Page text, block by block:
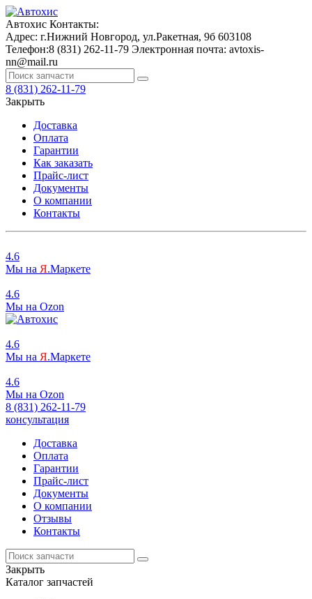
Автохис Контакты:
Адрес: г.Нижний Новгород, ул.Ракетная, 9б 603108
Телефон:8 (831) 262-11-79 Электронная почта: avtoxis-
nn@mail.ru
8 (831) 262-11-79
Закрыть
Доставка
Оплата
Гарантии
Как заказать
Прайс-лист
Документы
О компании
Контакты
4.6
Мы на Я.Маркете
4.6
Мы на Ozon
4.6
Мы на Я.Маркете
4.6
Мы на Ozon
8 (831) 262-11-79
консультация
Доставка
Оплата
Гарантии
Прайс-лист
Документы
О компании
Отзывы
Контакты
Закрыть
Каталог запчастей